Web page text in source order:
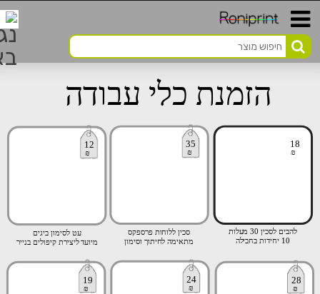
הזמנת כלי עבודה
24 28
19
35
12
₪ ₪
₪
₪
₪
סכין ללוחות פרספקס
מתאימה לחיתוך וסימון
עט לסימון ביגים
מיועד ליצירת קיפולים בנייר
18
₪
להבים לסכין 30 מעלות
10 יחידות בחבילה